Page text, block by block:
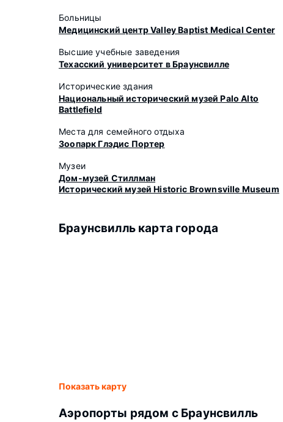
Больницы
Медицинский центр Valley Baptist Medical Center
Высшие учебные заведения
Техасский университет в Браунсвилле
Исторические здания
Национальный исторический музей Palo Alto
Battlefield
Места для семейного отдыха
Зоопарк Глэдис Портер
Музеи
Дом-музей Стиллман
Исторический музей Historic Brownsville Museum
Браунсвилль карта города
Показать карту
Аэропорты рядом с Браунсвилль